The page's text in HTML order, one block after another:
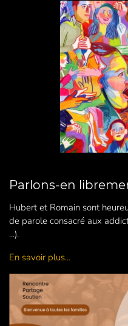
Parlons-en
Hubert et Romain sont
de parole consacré aux
...).
En savoir plus...